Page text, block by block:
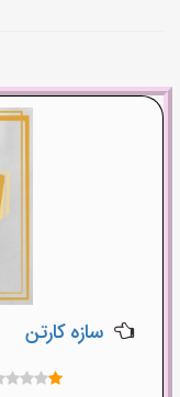
سازه کارتن